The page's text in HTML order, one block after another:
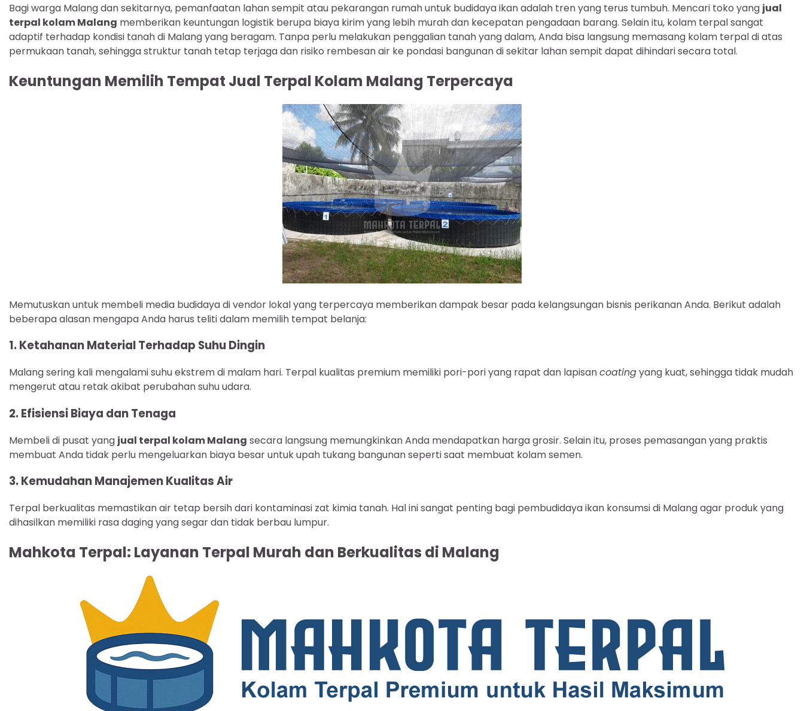
Bagi warga Malang dan sekitarnya, pemanfaatan lahan sempit atau pekarangan rumah untuk budidaya ikan adalah tren yang terus tumbuh. Mencari toko yang jual
terpal kolam Malang memberikan keuntungan logistik berupa biaya kirim yang lebih murah dan kecepatan pengadaan barang. Selain itu, kolam terpal sangat
adaptif terhadap kondisi tanah di Malang yang beragam. Tanpa perlu melakukan penggalian tanah yang dalam, Anda bisa langsung memasang kolam terpal di atas
permukaan tanah, sehingga struktur tanah tetap terjaga dan risiko rembesan air ke pondasi bangunan di sekitar lahan sempit dapat dihindari secara total.
Keuntungan Memilih Tempat Jual Terpal Kolam Malang Terpercaya
Memutuskan untuk membeli media budidaya di vendor lokal yang terpercaya memberikan dampak besar pada kelangsungan bisnis perikanan Anda. Berikut adalah
beberapa alasan mengapa Anda harus teliti dalam memilih tempat belanja:
1. Ketahanan Material Terhadap Suhu Dingin
Malang sering kali mengalami suhu ekstrem di malam hari. Terpal kualitas premium memiliki pori-pori yang rapat dan lapisancoatingyang kuat, sehingga tidak mudah
mengerut atau retak akibat perubahan suhu udara.
2. Efisiensi Biaya dan Tenaga
Membeli di pusat yang jual terpal kolam Malang secara langsung memungkinkan Anda mendapatkan harga grosir. Selain itu, proses pemasangan yang praktis
membuat Anda tidak perlu mengeluarkan biaya besar untuk upah tukang bangunan seperti saat membuat kolam semen.
3. Kemudahan Manajemen Kualitas Air
Terpal berkualitas memastikan air tetap bersih dari kontaminasi zat kimia tanah. Hal ini sangat penting bagi pembudidaya ikan konsumsi di Malang agar produk yang
dihasilkan memiliki rasa daging yang segar dan tidak berbau lumpur.
Mahkota Terpal: Layanan Terpal Murah dan Berkualitas di Malang